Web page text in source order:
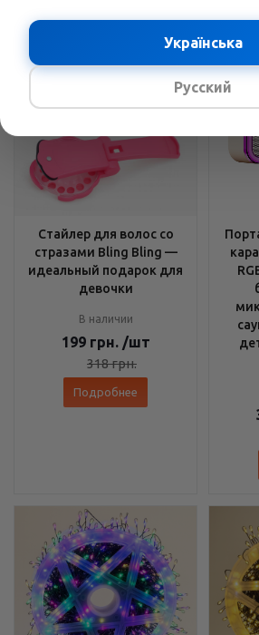
Стайлер для волос со
стразами Bling Bling —
идеальный подарок для
девочки
В наличии
199 грн. /шт
318грн.
Подробнее
Українська
Русский